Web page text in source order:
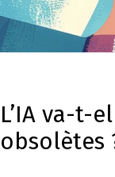
L’IA va-t-
obsolètes